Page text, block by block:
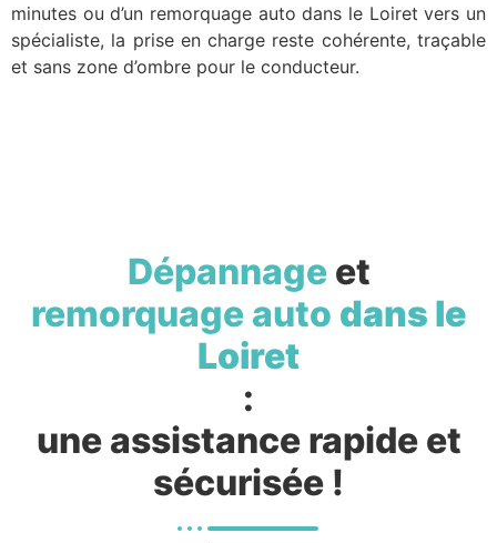
minutes ou d’un remorquage auto dans le Loiret vers un
spécialiste, la prise en charge reste cohérente, traçable
et sans zone d’ombre pour le conducteur.
Dépannageet
remorquage auto dans le
Loiret
:
une assistance rapide et
sécurisée !